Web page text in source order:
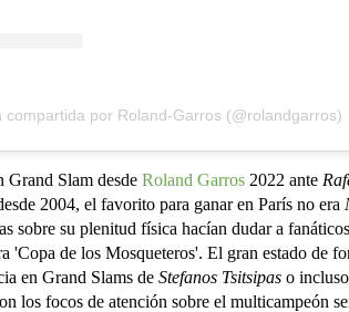
compartida por Roland-Garros (@rolandgarros)
Grand Slam desde Roland Garros2022 ante
2004, el favorito para ganar en París no era
sobre su plenitud física hacían dudar a
'Copa de los Mosqueteros'. El gran estado de
en Grand Slams de Stefanos Tsitsipaso incluso
los focos de atención sobre el multicampeón